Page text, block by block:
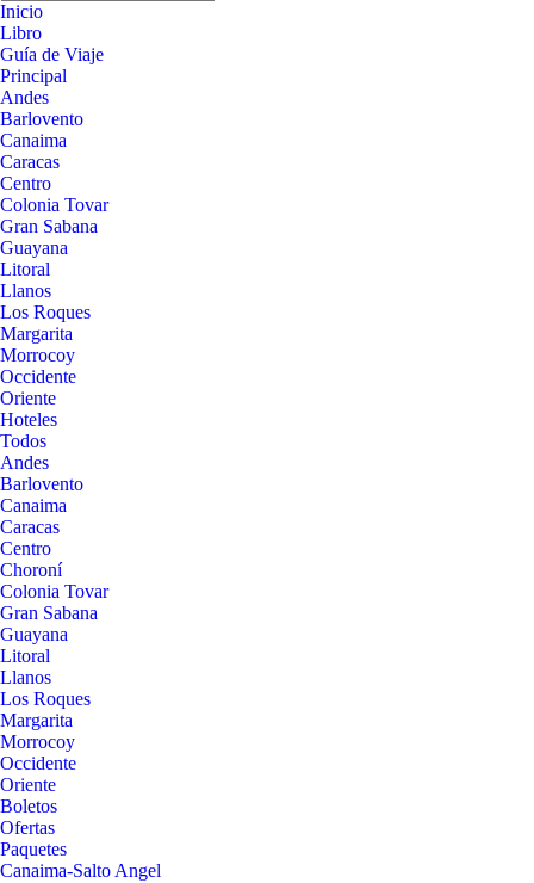
Inicio
Libro
Guía de Viaje
Principal
Andes
Barlovento
Canaima
Caracas
Centro
Colonia Tovar
Gran Sabana
Guayana
Litoral
Llanos
Los Roques
Margarita
Morrocoy
Occidente
Oriente
Hoteles
Todos
Andes
Barlovento
Canaima
Caracas
Centro
Choroní
Colonia Tovar
Gran Sabana
Guayana
Litoral
Llanos
Los Roques
Margarita
Morrocoy
Occidente
Oriente
Boletos
Ofertas
Paquetes
Canaima-Salto Angel